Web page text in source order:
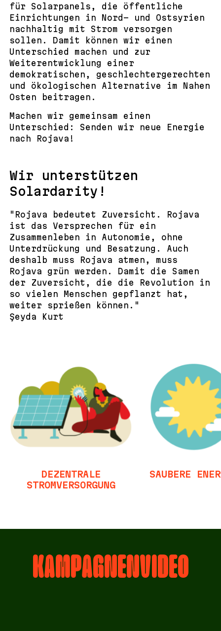
für Solarpanels, die öffentliche
Einrichtungen in Nord- und Ostsyrien
nachhaltig mit Strom versorgen
sollen. Damit können wir einen
Unterschied machen und zur
Weiterentwicklung einer
demokratischen, geschlechtergerechten
und ökologischen Alternative im Nahen
Osten beitragen.
Machen wir gemeinsam einen
Unterschied: Senden wir neue Energie
nach Rojava!
Wir unterstützen
Solardarity!
"Rojava bedeutet Zuversicht. Rojava
ist das Versprechen für ein
Zusammenleben in Autonomie, ohne
Unterdrückung und Besatzung. Auch
deshalb muss Rojava atmen, muss
Rojava grün werden. Damit die Samen
der Zuversicht, die die Revolution in
so vielen Menschen gepflanzt hat,
weiter sprießen können."
Şeyda Kurt
DEZENTRALE
STROMVERSORGUNG
SAUBERE
KAMPAGNENVIDEO